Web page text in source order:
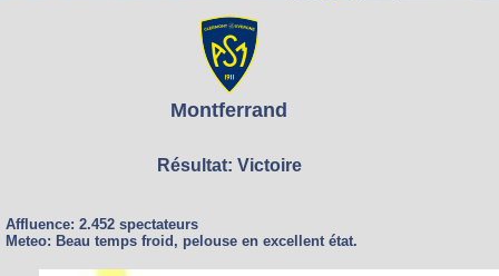
Montferrand
Résultat: Victoire
Affluence: 2.452 spectateurs
Meteo: Beau temps froid, pelouse en excellent état.